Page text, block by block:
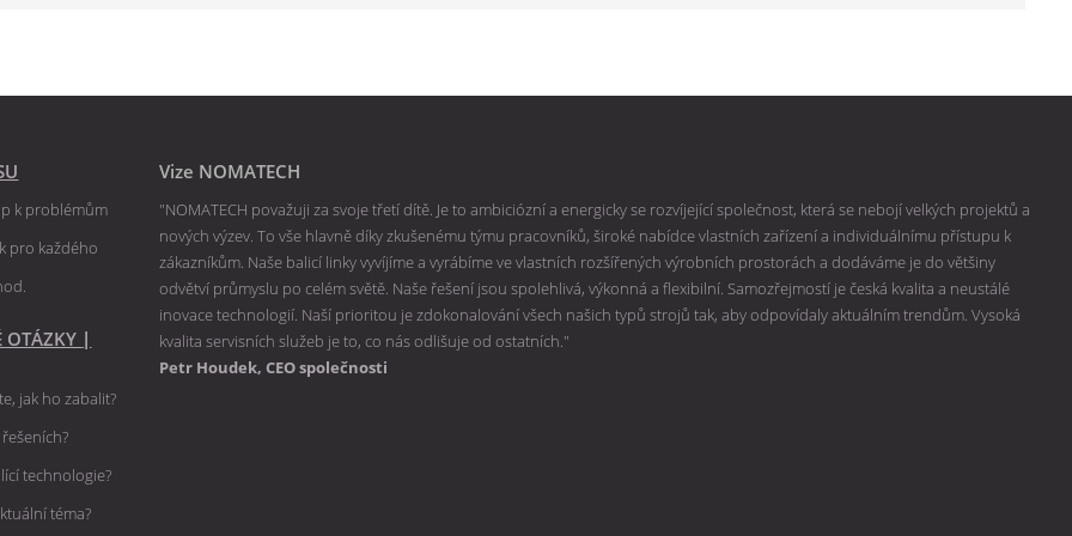
k problémům
pro každého
OTÁZKY |
jak ho zabalit?
technologie?
téma?
Vize NOMATECH
"NOMATECH považuji za svoje třetí dítě. Je to ambiciózní a energicky se rozvíjející společnost, která se nebojí velkých projektů a
nových výzev. To vše hlavně díky zkušenému týmu pracovníků, široké nabídce vlastních zařízení a individuálnímu přístupu k
zákazníkům. Naše balicí linky vyvíjíme a vyrábíme ve vlastních rozšířených výrobních prostorách a dodáváme je do většiny
odvětví průmyslu po celém světě. Naše řešení jsou spolehlivá, výkonná a flexibilní. Samozřejmostí je česká kvalita a neustálé
inovace technologií. Naší prioritou je zdokonalování všech našich typů strojů tak, aby odpovídaly aktuálním trendům. Vysoká
kvalita servisních služeb je to, co nás odlišuje od ostatních."
Petr Houdek, CEO společnosti